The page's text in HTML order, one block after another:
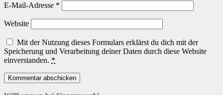
E-Mail-Adresse *
Website
Mit der Nutzung dieses Formulars erklärst du dich mit der
Speicherung und Verarbeitung deiner Daten durch diese Website
einverstanden. *